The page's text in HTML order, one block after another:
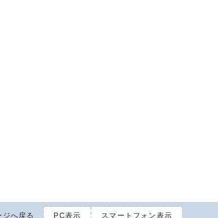
ジへ戻る PC表示 スマートフォン表示